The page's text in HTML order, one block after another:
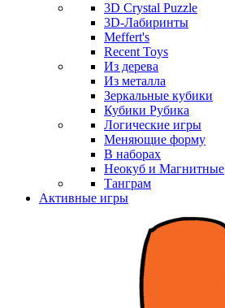
3D Crystal Puzzle
3D-Лабиринты
Meffert's
Recent Toys
Из дерева
Из металла
Зеркальные кубики
Кубики Рубика
Логические игры
Меняющие форму
В наборах
Неокуб и Магнитные
Танграм
Активные игры